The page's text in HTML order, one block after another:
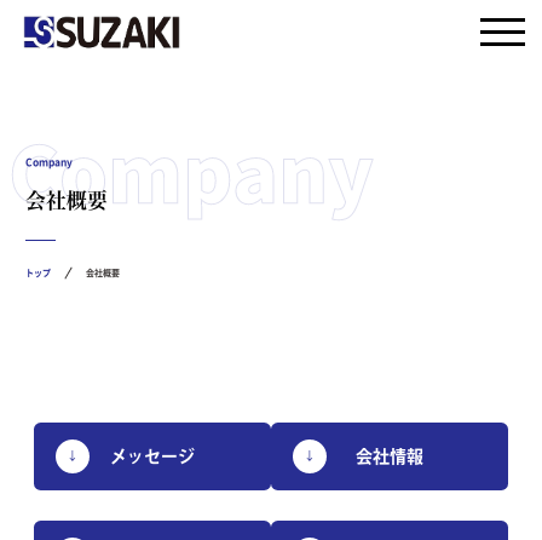
Company
会社概要
トップ 会社概要
メッセージ 会社情報